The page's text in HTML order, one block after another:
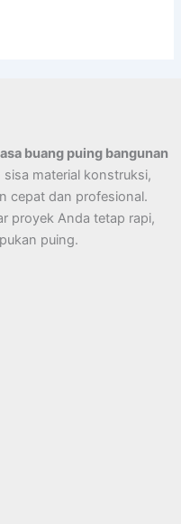
buang puing bangunan
material konstruksi,
cepat dan profesional.
proyek Anda tetap rapi,
puing.